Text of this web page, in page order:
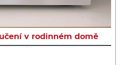
v rodinném domě